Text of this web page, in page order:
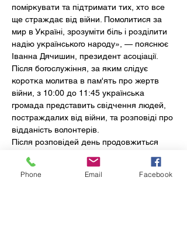
поміркувати та підтримати тих, хто все
ще страждає від війни. Помолитися за
мир в Україні, зрозуміти біль і розділити
надію українського народу», — пояснює
Іванна Дячишин, президент асоціації.
Після богослужіння, за яким слідує
коротка молитва в пам'ять про жертв
війни, з 10:00 до 11:45 українська
громада представить свідчення людей,
постраждалих від війни, та розповіді про
відданість волонтерів.
Після розповідей день продовжиться
дитячий хор «Білі голоси України» під
керівництвом Юлії Мороз, тріо
Phone Email Facebook